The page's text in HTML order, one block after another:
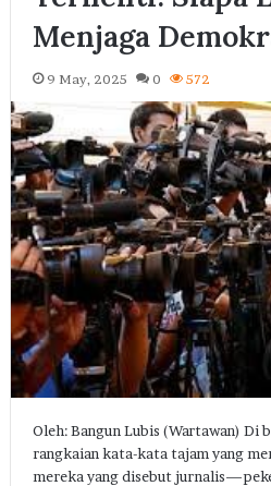
Menjaga
9 May, 2025 0 572
Oleh: Bangun Lubis (Wartawan) Di
rangkaian kata-kata tajam yang
mereka yang disebut